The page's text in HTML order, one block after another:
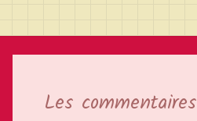
Les commentaires